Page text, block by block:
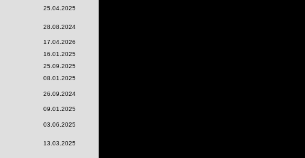
25.04.2025
28.08.2024
17.04.2026
16.01.2025
25.09.2025
08.01.2025
26.09.2024
09.01.2025
03.06.2025
13.03.2025